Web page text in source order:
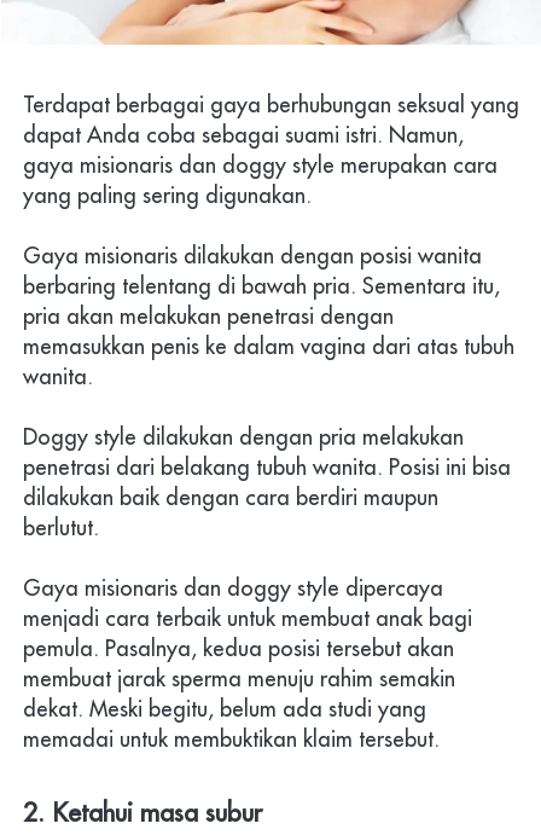
Terdapat berbagai gaya berhubungan seksual yang
dapat Anda coba sebagai suami istri. Namun,
gaya misionaris dan doggy style merupakan cara
yang paling sering digunakan.
Gaya misionaris dilakukan dengan posisi wanita
berbaring telentang di bawah pria. Sementara itu,
pria akan melakukan penetrasi dengan
memasukkan penis ke dalam vagina dari atas tubuh
wanita.
Doggy style dilakukan dengan pria melakukan
penetrasi dari belakang tubuh wanita. Posisi ini bisa
dilakukan baik dengan cara berdiri maupun
berlutut.
Gaya misionaris dan doggy style dipercaya
menjadi cara terbaik untuk membuat anak bagi
pemula. Pasalnya, kedua posisi tersebut akan
membuat jarak sperma menuju rahim semakin
dekat. Meski begitu, belum ada studi yang
memadai untuk membuktikan klaim tersebut.
2. Ketahui masa subur